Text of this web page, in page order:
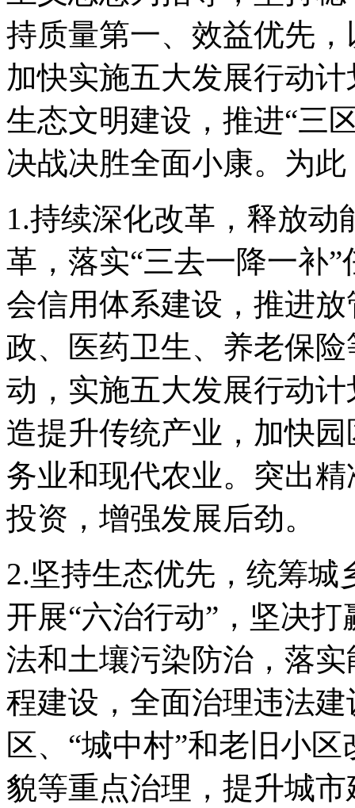
持质量第一、效益优先
加快实施五大发展行动
生态文明建设，推进“三
决战决胜全面小康。为
1.持续深化改革，释放
革，落实“三去一降一补
会信用体系建设，推进
政、医药卫生、养老保
动，实施五大发展行动
造提升传统产业，加快
务业和现代农业。突出
投资，增强发展后劲。
2.坚持生态优先，统筹
开展“六治行动”，坚决
法和土壤污染防治，落
程建设，全面治理违法
区、“城中村”和老旧小
貌等重点治理，提升城